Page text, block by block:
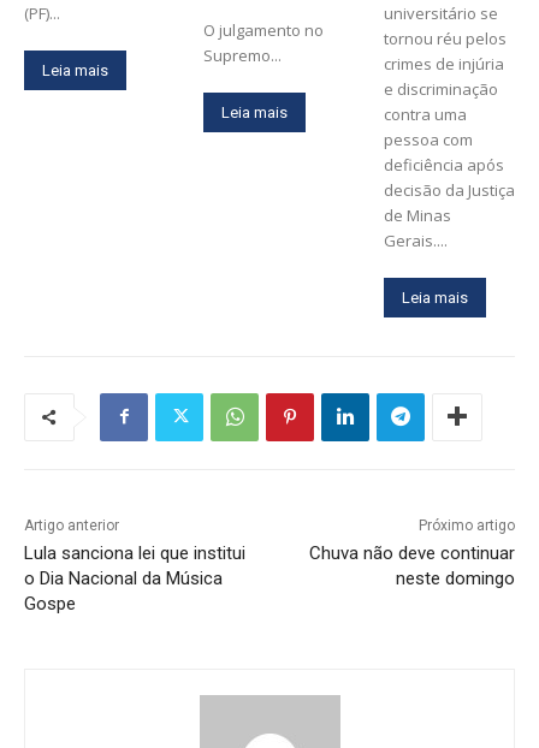
(PF)...
Leia mais
O julgamento no
Supremo...
Leia mais
universitário se
tornou réu pelos
crimes de injúria
e discriminação
contra uma
pessoa com
deficiência após
decisão da Justiça
de Minas
Gerais....
Leia mais
Artigo anterior
Lula sanciona lei que institui
o Dia Nacional da Música
Gospe
Próximo artigo
Chuva não deve continuar
neste domingo